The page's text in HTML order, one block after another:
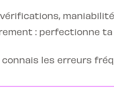
: perfectionne
connais les erreurs